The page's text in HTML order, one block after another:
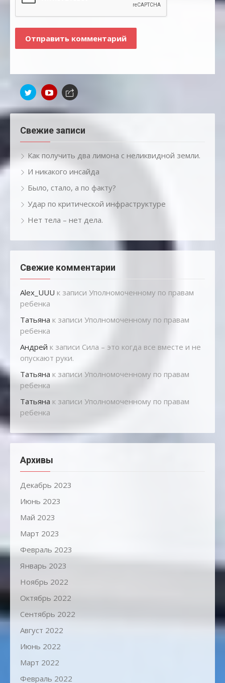
Свежие записи
Как получить два лимона с неликвидной земли.
И никакого инсайда
Было, стало, а по факту?
Удар по критической инфраструктуре
Нет тела – нет дела.
Свежие комментарии
Alex_UUU к записи Уполномоченному по правам
ребенка
Татьяна к записи Уполномоченному по правам
ребенка
Андрей к записи Сила – это когда все вместе и не
опускают руки.
Татьяна к записи Уполномоченному по правам
ребенка
Татьяна к записи Уполномоченному по правам
ребенка
Архивы
Декабрь 2023
Июнь 2023
Май 2023
Март 2023
Февраль 2023
Январь 2023
Ноябрь 2022
Октябрь 2022
Сентябрь 2022
Август 2022
Июнь 2022
Март 2022
Февраль 2022